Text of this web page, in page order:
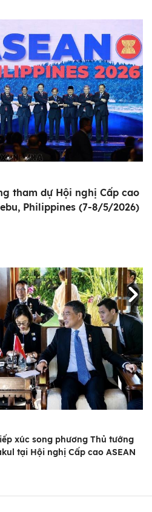
tham dự Hội nghị Cấp cao
Philippines (7-8/5/2026)
xúc song phương Thủ tướng
tại Hội nghị Cấp cao ASEAN